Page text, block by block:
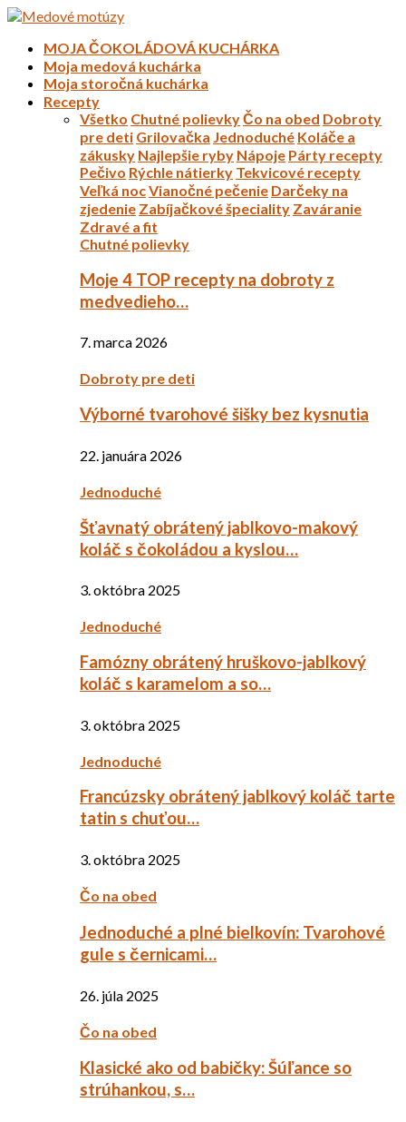
MOJA ČOKOLÁDOVÁ KUCHÁRKA
Moja medová kuchárka
Moja storočná kuchárka
Recepty
Všetko Chutné polievkyČo na obed Dobroty
pre deti Grilovačka Jednoduché Koláče a
zákusky Najlepšie ryby Nápoje Párty recepty
Pečivo Rýchle nátierky Tekvicové recepty
Veľká nocVianočné pečenie Darčeky na
zjedenie Zabíjačkové špeciality Zaváranie
Zdravé a fit
Chutné polievky
Moje 4 TOP recepty na dobroty z
medvedieho…
7. marca 2026
Dobroty pre deti
Výborné tvarohové šišky bez kysnutia
22. januára 2026
Jednoduché
Šťavnatý obrátený jablkovo-makový
koláč s čokoládou a kyslou…
3. októbra 2025
Jednoduché
Famózny obrátený hruškovo-jablkový
koláč s karamelom a so…
3. októbra 2025
Jednoduché
Francúzsky obrátený jablkový koláč tarte
tatin s chuťou…
3. októbra 2025
Čo na obed
Jednoduché a plné bielkovín: Tvarohové
gule s černicami…
26. júla 2025
Čo na obed
Klasické ako od babičky: Šúľance so
strúhankou, s…